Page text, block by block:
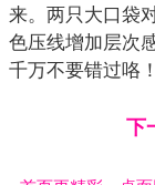
来。两只大口袋
色压线增加层次
千万不要错过咯！
下